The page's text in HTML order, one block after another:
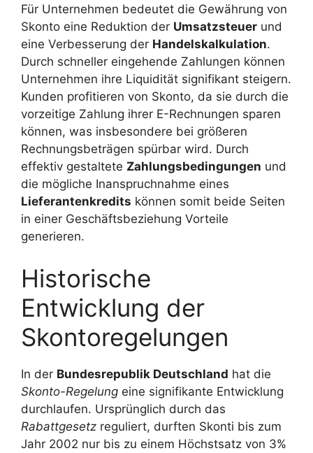
Für Unternehmen bedeutet die Gewährung von
Skonto eine Reduktion der Umsatzsteuer und
eine Verbesserung der Handelskalkulation.
Durch schneller eingehende Zahlungen können
Unternehmen ihre Liquidität signifikant steigern.
Kunden profitieren von Skonto, da sie durch die
vorzeitige Zahlung ihrer E-Rechnungen sparen
können, was insbesondere bei größeren
Rechnungsbeträgen spürbar wird. Durch
effektiv gestaltete Zahlungsbedingungen und
die mögliche Inanspruchnahme eines
Lieferantenkredits können somit beide Seiten
in einer Geschäftsbeziehung Vorteile
generieren.
Historische
Entwicklung der
Skontoregelungen
In der Bundesrepublik Deutschland hat die
Skonto-Regelung eine signifikante Entwicklung
durchlaufen. Ursprünglich durch das
Rabattgesetz reguliert, durften Skonti bis zum
Jahr 2002 nur bis zu einem Höchstsatz von 3%